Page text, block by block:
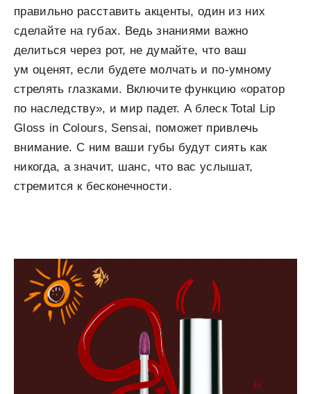
правильно расставить акценты, один из них
сделайте на губах. Ведь знаниями важно
делиться через рот, не думайте, что ваш
ум оценят, если будете молчать и по-умному
стрелять глазками. Включите функцию «оратор
по наследству», и мир падет. А блеск Total Lip
Gloss in Colours, Sensai, поможет привлечь
внимание. С ним ваши губы будут сиять как
никогда, а значит, шанс, что вас услышат,
стремится к бесконечности.